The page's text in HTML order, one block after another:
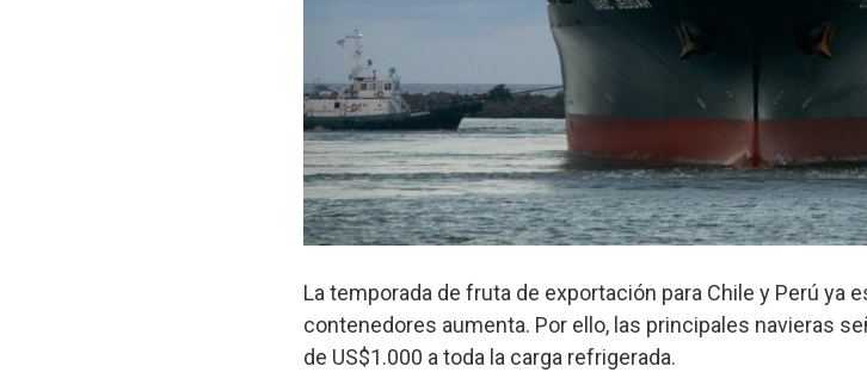
La temporada de fruta de exportación para Chile y Perú ya
contenedores aumenta. Por ello, las principales navieras
de US$1.000 a toda la carga refrigerada.